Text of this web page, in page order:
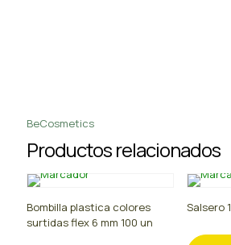
BeCosmetics
Productos relacionados
Bombilla plastica colores
surtidas flex 6 mm 100 un
Salsero 1